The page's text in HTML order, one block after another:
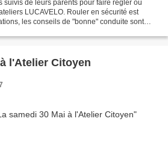
suivis de leurs parents pour faire régler ou
LUCAVELO. Rouler en sécurité est
les conseils de "bonne" conduite sont
l'Atelier Citoyen